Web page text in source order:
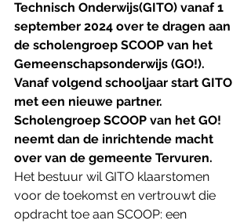
Technisch Onderwijs(GITO) vanaf 1
september 2024 over te dragen aan
de scholengroep SCOOP van het
Gemeenschapsonderwijs (GO!).
Vanaf volgend schooljaar start GITO
met een nieuwe partner.
Scholengroep SCOOP van het GO!
neemt dan de inrichtende macht
over van de gemeente Tervuren.
Het bestuur wil GITO klaarstomen
voor de toekomst en vertrouwt die
opdracht toe aan SCOOP: een